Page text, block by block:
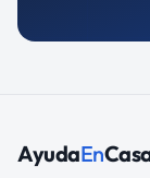
AyudaEn